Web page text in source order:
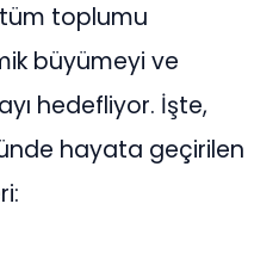
toplumu
büyümeyi ve
hedefliyor. İşte,
hayata geçirilen